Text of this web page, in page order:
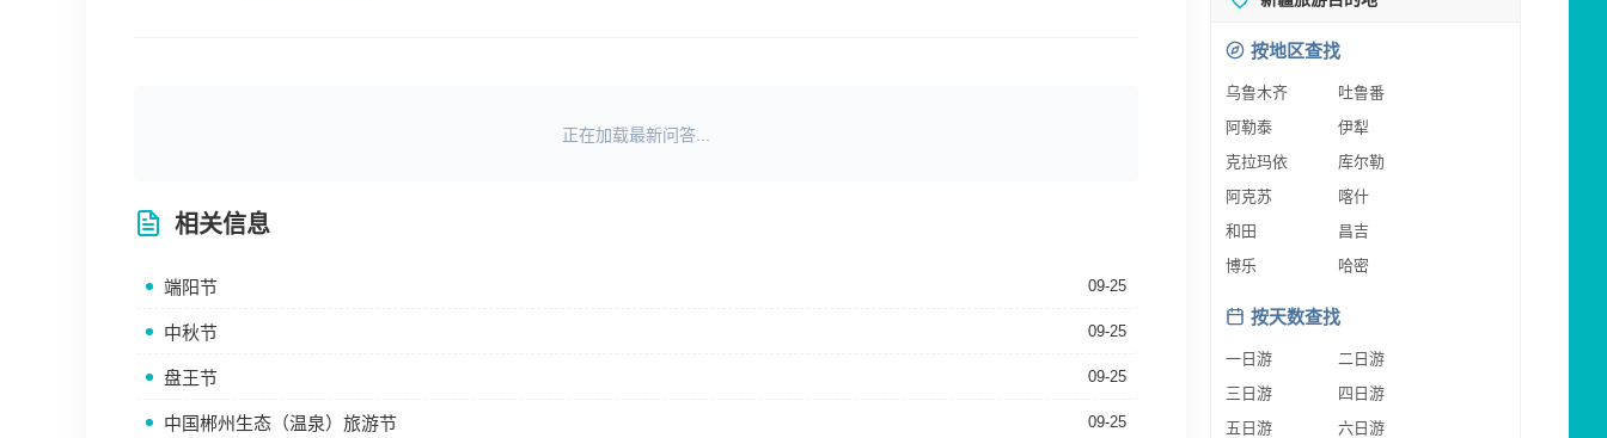
正在加载最新问答...
相关信息
端阳节 09-25
中秋节 09-25
盘王节 09-25
中国郴州生态（温泉）旅游节 09-25
按地区查找
乌鲁木齐
吐鲁番
阿勒泰
伊犁
克拉玛依
库尔勒
阿克苏
喀什
和田
昌吉
博乐
哈密
按天数查找
一日游
二日游
三日游
四日游
五日游
六日游